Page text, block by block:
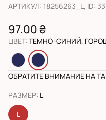
АРТИКУЛ: 18256263_L, ID:
97.00 ₴
ЦВЕТ: ТЕМНО-СИНИЙ,
ОБРАТИТЕ ВНИМАНИЕ НА
РАЗМЕР: L
L